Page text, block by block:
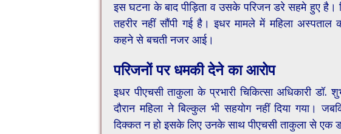
इस घटना के बाद पीड़िता व उसके परिजन डरे सहमे हुए है।
तहरीर नहीं सौंपी गई है। इधर मामले में महिला अस्पताल
कहने से बचती नजर आई।
परिजनों पर धमकी देने का आरोप
इधर पीएचसी ताकुला के प्रभारी चिकित्सा अधिकारी
दौरान महिला ने बिल्कुल भी सहयोग नहीं दिया गया।
दिक्कत न हो इसके लिए उनके साथ पीएचसी ताकुला से एक